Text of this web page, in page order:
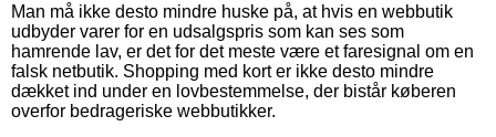
Man må ikke desto mindre huske på, at hvis en webbutik
udbyder varer for en udsalgspris som kan ses som
hamrende lav, er det for det meste være et faresignal om en
falsk netbutik. Shopping med kort er ikke desto mindre
dækket ind under en lovbestemmelse, der bistår køberen
overfor bedrageriske webbutikker.